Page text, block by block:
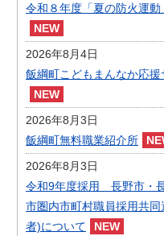
企業の税金
入札・契約
指定管理者制度
人材募集
令和８年度「夏の防火運
2026年8月4日
飯綱町こどもまんなか応
2026年8月3日
飯綱町無料職業紹介所
2026年8月3日
令和9年度採用 長野市・
市圏内市町村職員採用共
者)について